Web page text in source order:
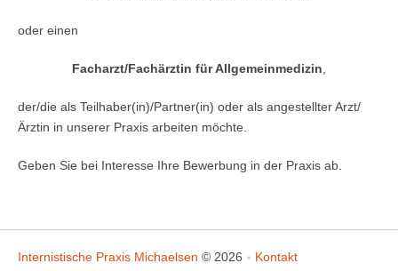
oder einen
Facharzt/Fachärztin für Allgemeinmedizin
der/die als Teilhaber(in)/Partner(in) oder als angestellter Arzt/
Ärztin in unserer Praxis arbeiten möchte.
Geben Sie bei Interesse Ihre Bewerbung in der Praxis ab.
Internistische Praxis Michaelsen © 2026
Kontakt